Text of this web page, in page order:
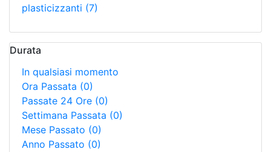
plasticizzanti (7)
Durata
In qualsiasi momento
Ora Passata (0)
Passate 24 Ore (0)
Settimana Passata (0)
Mese Passato (0)
Anno Passato (0)